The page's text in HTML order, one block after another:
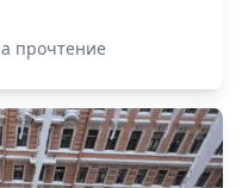
прочтение